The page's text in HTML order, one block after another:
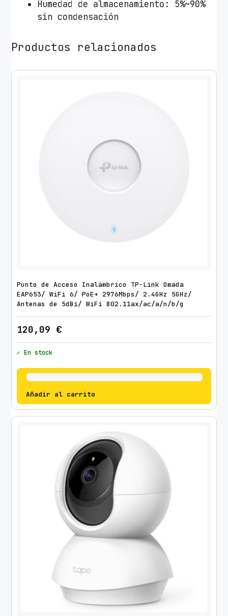
Humedad de almacenamiento: 5%~90%
sin condensación
Productos relacionados
Punto de Acceso Inalámbrico TP-Link Omada
EAP653/ WiFi 6/ PoE+ 2976Mbps/ 2.4GHz 5GHz/
Antenas de 5dBi/ WiFi 802.11ax/ac/a/n/b/g
120,09 €
✓ En stock
Añadir al carrito